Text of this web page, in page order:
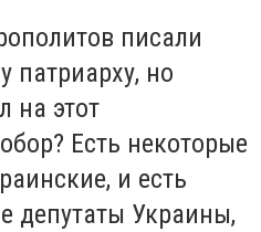
писали
патриарху, но
на этот
Есть некоторые
и есть
депутаты Украины,